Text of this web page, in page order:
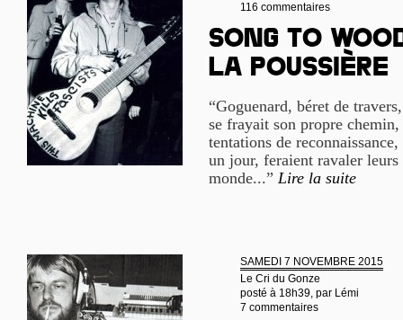
116 commentaires
Song to
la poussière
“Goguenard, béret de
se frayait son propre
tentations de
un jour, feraient ravaler
monde...” Lire la suite
SAMEDI 7 NOVEMBRE 2015
Le Cri du Gonze
posté à 18h39, par Lémi
7 commentaires